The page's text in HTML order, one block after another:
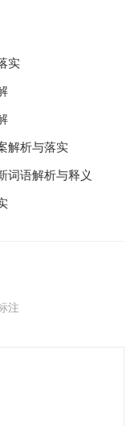
实
解析与落实
词语解析与释义
注